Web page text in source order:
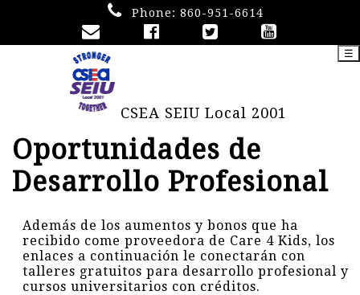
Phone: 860-951-6614
CSEA SEIU Local 2001
☰
Oportunidades de
Desarrollo Profesional
Además de los aumentos y bonos que ha
recibido come proveedora de Care 4 Kids, los
enlaces a continuación le conectarán con
talleres gratuitos para desarrollo profesional y
cursos universitarios con créditos.